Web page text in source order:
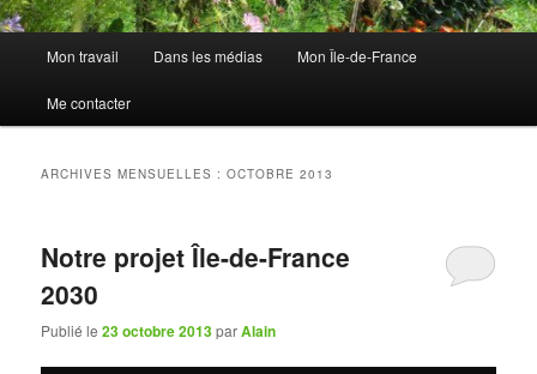
principal
Mon travail Dans les médias Mon Île-de-France
Me contacter
ARCHIVES MENSUELLES :OCTOBRE 2013
Notre projet Île-de-France
2030
Publié le23 octobre 2013parAlain